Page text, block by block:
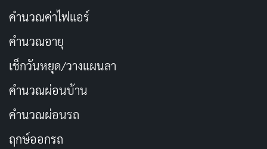
ความอึดอัดที่ไม่ได้ตั้งใจ ผู้ชมถูกบังคับให้ต้องหยุดเชื่อในสิ่ง
พลาดที่แก้ไขไม่ได้
นอกจากนี้การเปลี่ยนโทนกลางคันยังทำให้สารที่หนัง
ทรัพยากรทางการแพทย์ และความเจ็บปวดของครอบครัว
ผู้ป่วยถูกกลบจนแทบไม่เหลือ น่าเสียดายเพราะประเด็น
คำนวณค่าไฟแอร์
คำนวณอายุ
เช็กวันหยุด/วางแผนลา
คำนวณผ่อนบ้าน
คำนวณผ่อนรถ
ฤกษ์ออกรถ